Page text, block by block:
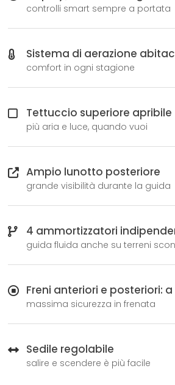
controlli smart sempre a portata
Sistema di aerazione
comfort in ogni stagione
Tettuccio superiore apribile
più aria e luce, quando vuoi
Ampio lunotto posteriore
grande visibilità durante la guida
4 ammortizzatori
guida fluida anche su terreni
Freni anteriori e posteriori:
massima sicurezza in frenata
Sedile regolabile
salire e scendere è più facile